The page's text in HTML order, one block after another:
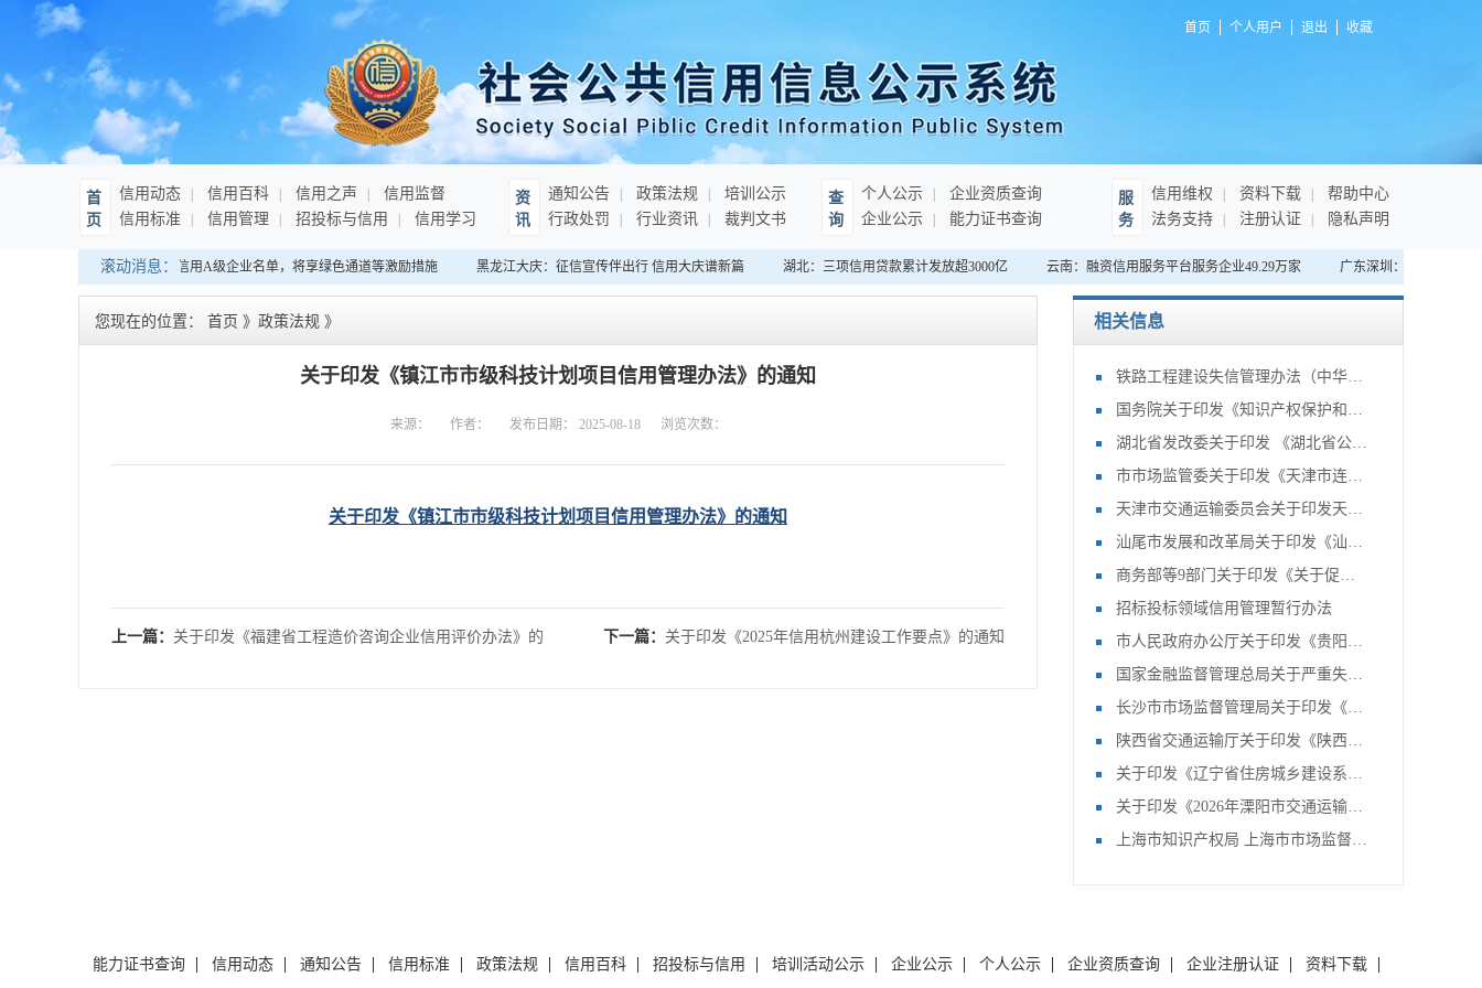
首页 个人用户 退出 收藏
首
页
信用动态 信用百科 信用之声
信用监督
信用标准
信用管理 招投标与信用 信用学习
资
讯
通知公告 政策法规
培训公示
行政处罚
行业资讯 裁判文书
查
询
个人公示
企业资质查询
企业公示
能力证书查询
服
务
信用维权 资料下载
帮助中心
法务支持
注册认证 隐私声明
滚动消息：
海南：发布连续10年纳税信用A级企业名单，将享绿色通道等激励措施 黑龙江大庆：征信宣传伴出行 信用大庆谱新篇 湖北：三项信用贷款累计发放超3000亿 云南：融资信用服务平台服务企业49.29万家 广东深圳：首家“无感支
相关信息
铁路工程建设失信管理办法（中华人民共和国交通运输部令2026年第15号）
国务院关于印发《知识产权保护和运用“十五五”规划》的通知
湖北省发改委关于印发 《湖北省公共信用信息目录（2026年版）》的通知
市市场监管委关于印发《天津市连锁企业食品经营许可“先证后核”信用承诺审批实施办法》的通知
天津市交通运输委员会关于印发天津市机动车驾驶员培训机构及教练员综合信用评价管理办法的通知
汕尾市发展和改革局关于印发《汕尾市信用助企惠民“一揽子”举措实施方案》的通知
商务部等9部门关于印发《关于促进家政服务业高质量发展的若干政策措施》的通知
招标投标领域信用管理暂行办法
市人民政府办公厅关于印发《贵阳贵安政策性信用贷款风险补偿资金池管理办法》的通知
国家金融监督管理总局关于严重失信主体名单管理的规定（试行）
长沙市市场监督管理局关于印发《长沙市电梯维护保养质量安全信用管理办法》的通知
陕西省交通运输厅关于印发《陕西省公路养护施工单位信用评价办法》的通知
关于印发《辽宁省住房城乡建设系统信用信息归集公示修复工作指引（试行）》的通知
关于印发《2026年溧阳市交通运输信用体系建设工作要点》的通知
上海市知识产权局 上海市市场监督管理局关于印发《上海市知识产权公共信用信息管理暂行办法》的通知
您现在的位置： 首页 》 政策法规 》
关于印发《镇江市市级科技计划项目信用管理办法》的通知
来源： 作者： 发布日期： 2025-08-18 浏览次数：
关于印发《镇江市市级科技计划项目信用管理办法》的通知
上一篇： 关于印发《福建省工程造价咨询企业信用评价办法》的 下一篇： 关于印发《2025年信用杭州建设工作要点》的通知
能力证书查询 信用动态 通知公告 信用标准 政策法规 信用百科 招投标与信用 培训活动公示 企业公示 个人公示 企业资质查询 企业注册认证 资料下载